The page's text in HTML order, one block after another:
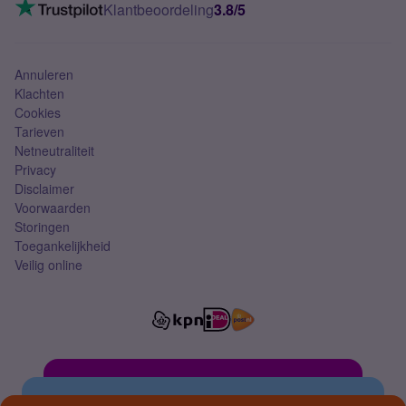
Mobiel abonnement
Klantbeoordeling3.8/5
Annuleren
Klachten
Cookies
Tarieven
Netneutraliteit
Privacy
Disclaimer
Voorwaarden
Storingen
Toegankelijkheid
Veilig online